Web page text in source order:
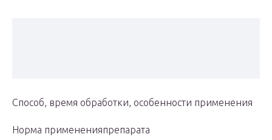
Спо­соб, вре­мя об­ра­бот­ки, осо­бен­нос­ти при­ме­не­ния
Нор­ма при­ме­не­нияпре­па­ра­та